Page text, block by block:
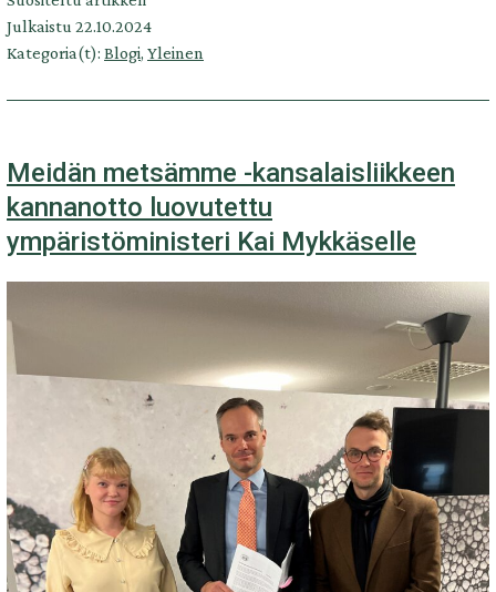
Lönnemo
1.1.1959
Julkaistu 22.10.2024
Kategoria(t): Blogi, Yleinen
Meidän metsämme -kansalaisliikkeen
kannanotto luovutettu
ympäristöministeri Kai Mykkäselle